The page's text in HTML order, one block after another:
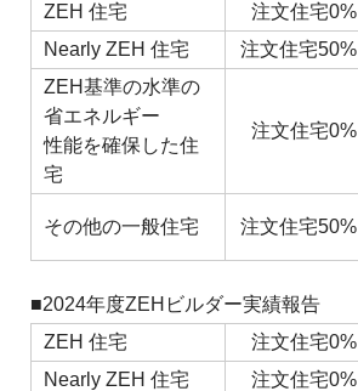
ZEH 住宅
注文住宅0%
Nearly ZEH 住宅
注文住宅50%
ZEH基準の水準の
省エネルギー
性能を確保した住
宅
注文住宅0%
その他の一般住宅 注文住宅50%
■2024年度ZEHビルダー実績報告
ZEH 住宅
注文住宅0%
Nearly ZEH 住宅
注文住宅0%